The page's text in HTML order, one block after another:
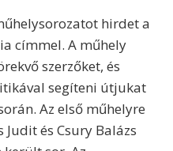
hirdet a
címmel. A műhely
szerzőket, és
segíteni útjukat
Az első műhelyre
és Csury Balázs